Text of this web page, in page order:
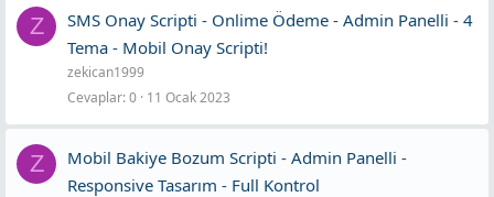
Z
SMS Onay Scripti - Onlime Ödeme - Admin Panelli - 4
Tema - Mobil Onay Scripti!
zekican1999
Cevaplar 0 11 Ocak 2023
Z
Mobil Bakiye Bozum Scripti - Admin Panelli -
Responsive Tasarım - Full Kontrol